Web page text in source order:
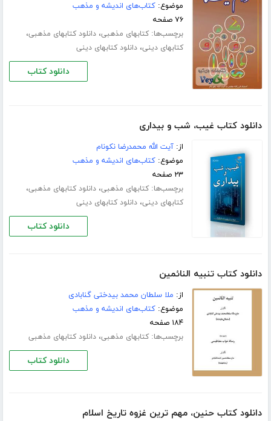
موضوع:کتاب‌های اندیشه و مذهب
۷۶ صفحه
برچسب‌ها:کتابهای مذهبی،دانلود کتابهای مذهبی،
کتابهای دینی،دانلود کتابهای دینی
دانلود کتاب
دانلود کتاب غیب، شب و بیداری
از:آیت الله محمدرضا نکونام
موضوع:کتاب‌های اندیشه و مذهب
۲۳ صفحه
برچسب‌ها:کتابهای مذهبی،دانلود کتابهای مذهبی،
کتابهای دینی،دانلود کتابهای دینی
دانلود کتاب
دانلود کتاب تنبیه النائمین
از: ملا سلطان محمد بیدختی گنابادی
موضوع:کتاب‌های اندیشه و مذهب
۱۸۴ صفحه
برچسب‌ها:کتابهای مذهبی،دانلود کتابهای مذهبی
دانلود کتاب
دانلود کتاب حنین، مهم ترین غزوه تاریخ اسلام